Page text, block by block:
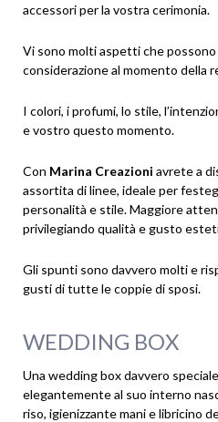
accessori per la vostra cerimonia.
Vi sono molti aspetti che
considerazione al momento della
I colori, i profumi, lo stile,
e vostro questo momento.
Con Marina Creazioni avrete a
assortita di linee, ideale per
personalità e stile. Maggiore
privilegiando qualità e gusto
Gli spunti sono davvero molti e
gusti di tutte le coppie di sposi.
WEDDING BOX
Una wedding box davvero
elegantemente al suo interno
riso, igienizzante mani e libricino